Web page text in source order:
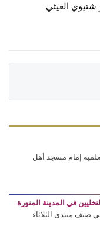
شتيوي الغيثي
إمام مسجد أهل
في المدينة المنورة
ضيف منتدى الثلاثاء